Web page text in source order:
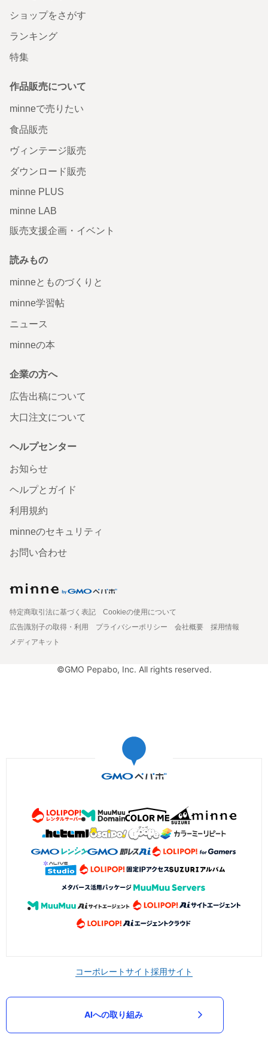
ショップをさがす
ランキング
特集
作品販売について
minneで売りたい
食品販売
ヴィンテージ販売
ダウンロード販売
minne PLUS
minne LAB
販売支援企画・イベント
読みもの
minneとものづくりと
minne学習帖
ニュース
minneの本
企業の方へ
広告出稿について
大口注文について
ヘルプセンター
お知らせ
ヘルプとガイド
利用規約
minneのセキュリティ
お問い合わせ
特定商取引法に基づく表記
Cookieの使用について
広告識別子の取得・利用
プライバシーポリシー 会社概要
採用情報
メディアキット
©GMO Pepabo, Inc. All rights reserved.
コーポレートサイト採用サイト
AIへの取り組み